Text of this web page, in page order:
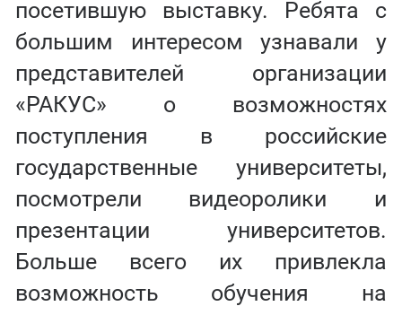
посетившую выставку. Ребята с
большим интересом узнавали у
представителей организации
«РАКУС» о возможностях
поступления в российские
государственные университеты,
посмотрели видеоролики и
презентации университетов.
Больше всего их привлекла
возможность обучения на